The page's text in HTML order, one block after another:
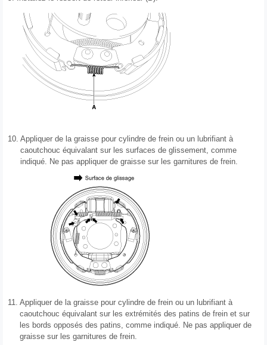
10. Appliquer de la graisse pour cylindre de frein ou un lubrifiant à
caoutchouc équivalant sur les surfaces de glissement, comme
indiqué. Ne pas appliquer de graisse sur les garnitures de frein.
11. Appliquer de la graisse pour cylindre de frein ou un lubrifiant à
caoutchouc équivalant sur les extrémités des patins de frein et sur
les bords opposés des patins, comme indiqué. Ne pas appliquer de
graisse sur les garnitures de frein.